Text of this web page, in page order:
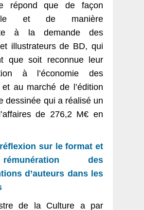
répond que de façon
et de manière
à la demande des
illustrateurs de BD, qui
que soit reconnue leur
à l’économie des
au marché de l’édition
dessinée qui a réalisé un
de 276,2 M€ en
sur le format et
des
d’auteurs dans les
de la Culture a par